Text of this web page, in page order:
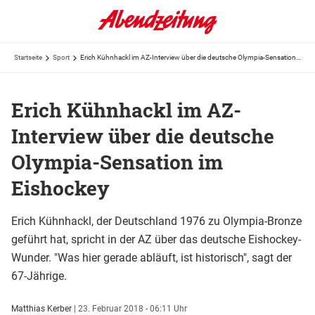
Startseite Sport
Erich Kühnhackl im AZ-
Interview über die deutsche
Olympia-Sensation im
Eishockey
Erich Kühnhackl, der Deutschland 1976 zu Olympia-Bronze
geführt hat, spricht in der AZ über das deutsche Eishockey-
Wunder. "Was hier gerade abläuft, ist historisch", sagt der
67-Jährige.
Matthias Kerber | 23. Februar 2018 - 06:11 Uhr